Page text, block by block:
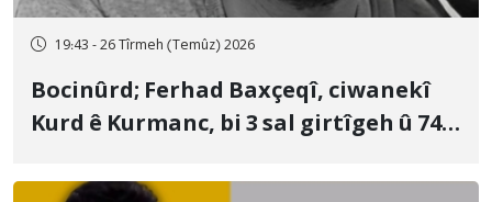
19:43 - 26 Tîrmeh (Temûz) 2026
Bocinûrd; Ferhad Baxçeqî, ciwanekî
Kurd ê Kurmanc, bi 3 sal girtîgeh û 74